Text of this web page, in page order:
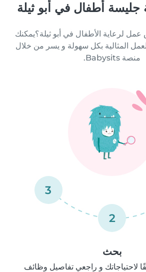
جليسة أطفال في أبو ثيلة
لرعاية الأطفال في أبو ثيلة؟يمكنك
المثالية بكل سهولة و يسر من خلال
منصة Babysits.
2
3
بحث
و راجعي تفاصيل وظائف